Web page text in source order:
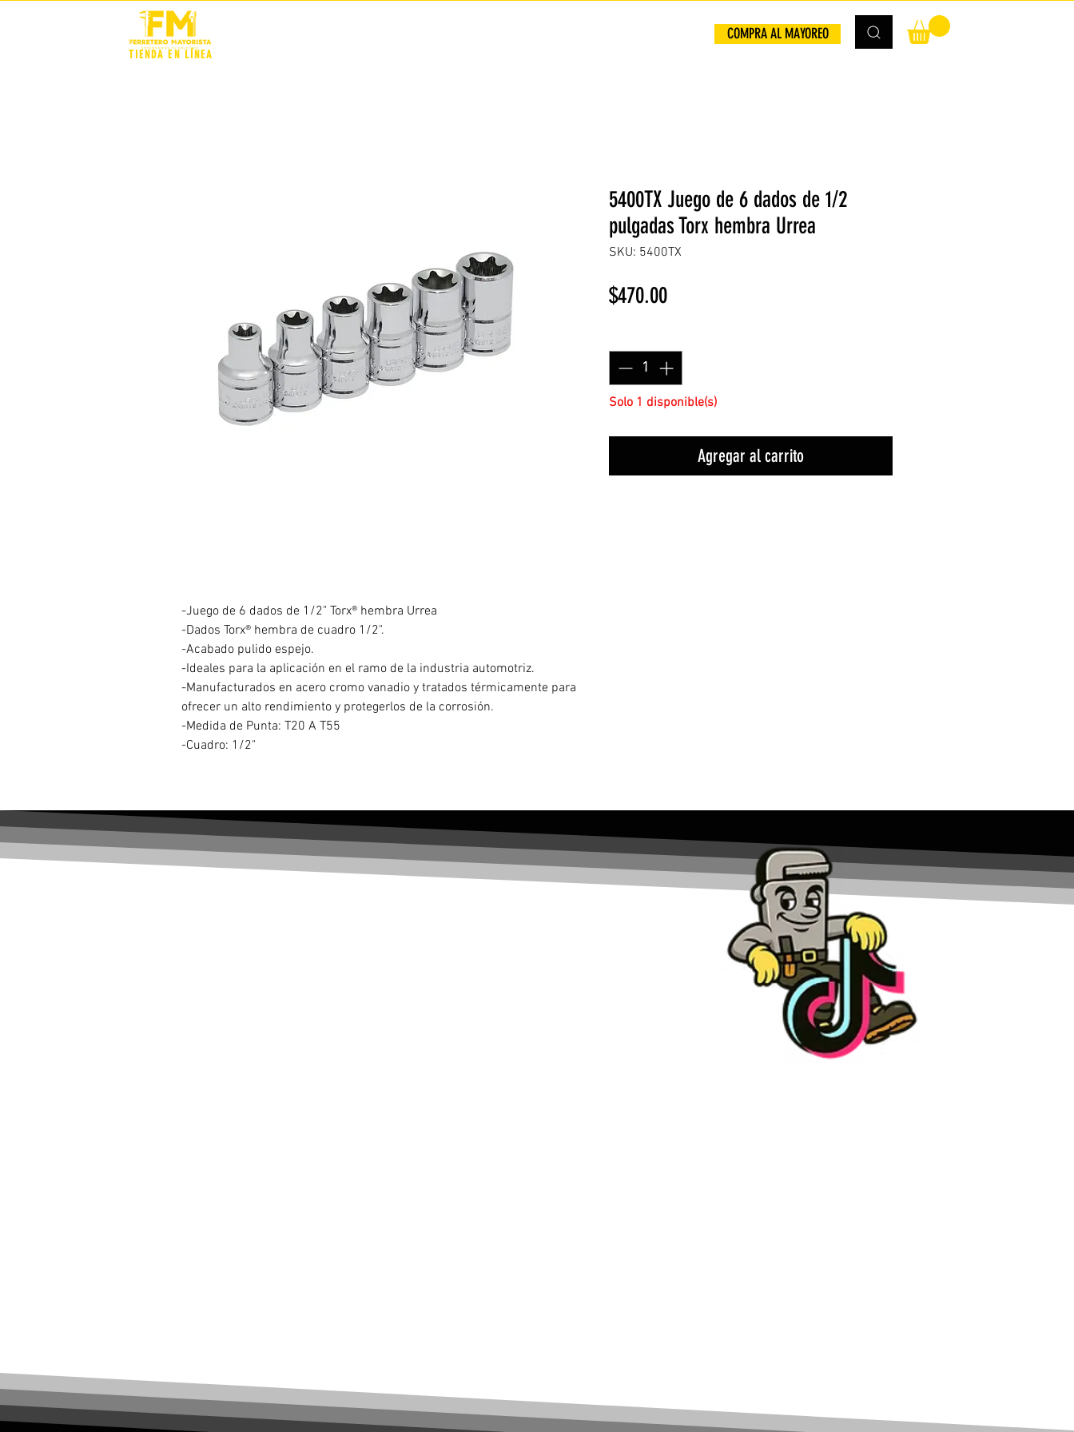
TIENDA EN LÍNEA
COMPRA AL MAYOREO
-Juego de 6 dados de 1/2" Torx® hembra Urrea
-Dados Torx® hembra de cuadro 1/2".
-Acabado pulido espejo.
-Ideales para la aplicación en el ramo de la industria automotriz.
-Manufacturados en acero cromo vanadio y tratados térmicamente para
ofrecer un alto rendimiento y protegerlos de la corrosión.
-Medida de Punta: T20 A T55
-Cuadro: 1/2"
5400TX Juego de 6 dados de 1/2
pulgadas Torx hembra Urrea
SKU: 5400TX
$470.00Precio
Solo 1 disponible(s)
Agregar al carrito